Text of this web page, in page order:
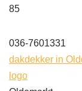
85
036-7601331
dakdekker in
logo